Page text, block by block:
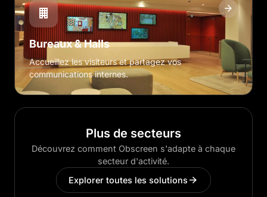
Bureaux & Halls
Accueillez les visiteurs et partagez vos
communications internes.
Plus de secteurs
Découvrez comment Obscreen s'adapte à chaque
secteur d'activité.
Explorer toutes les solutions